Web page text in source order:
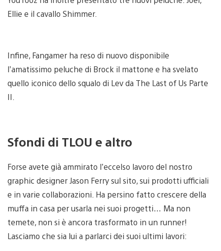
Ellie e il cavallo Shimmer.
Infine, Fangamer ha reso di nuovo disponibile
l’amatissimo peluche di Brock il mattone e ha svelato
quello iconico dello squalo di Lev da The Last of Us Parte
II.
Sfondi di TLOU e altro
Forse avete già ammirato l’eccelso lavoro del nostro
graphic designer Jason Ferry sul sito, sui prodotti ufficiali
e in varie collaborazioni. Ha persino fatto crescere della
muffa in casa per usarla nei suoi progetti… Ma non
temete, non si è ancora trasformato in un runner!
Lasciamo che sia lui a parlarci dei suoi ultimi lavori: